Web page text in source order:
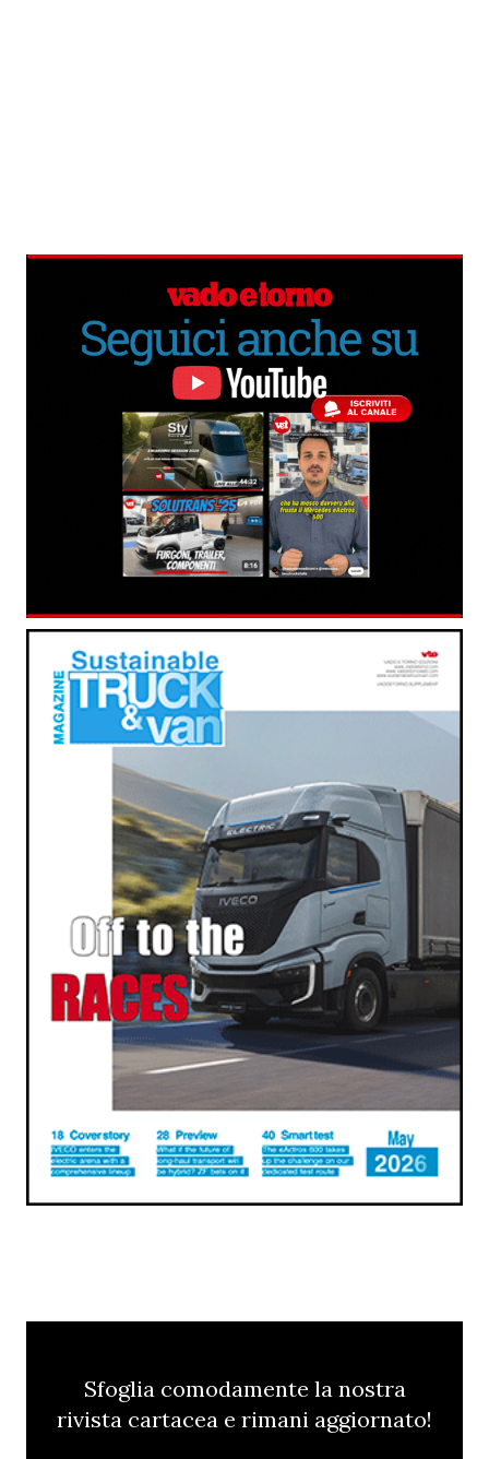
Sfoglia comodamente la nostra
rivista cartacea e rimani aggiornato!